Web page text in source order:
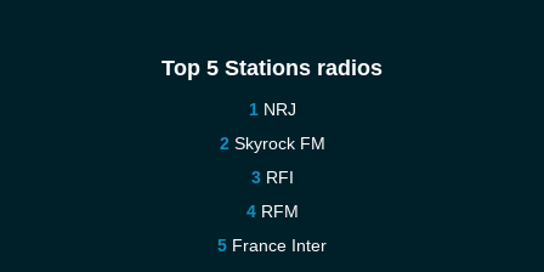
Top 5 Stations radios
NRJ
Skyrock FM
RFI
RFM
France Inter